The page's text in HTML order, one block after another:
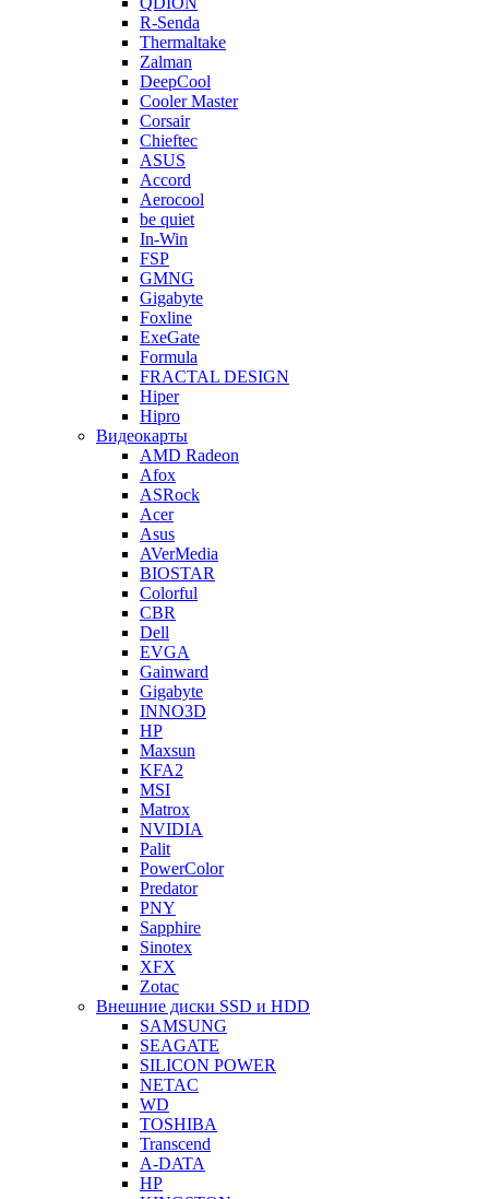
R-Senda
Thermaltake
Zalman
DeepCool
Cooler Master
Corsair
Chieftec
ASUS
Accord
Aerocool
be quiet
In-Win
FSP
GMNG
Gigabyte
Foxline
ExeGate
Formula
FRACTAL DESIGN
Hiper
Hipro
Видеокарты
AMD Radeon
Afox
ASRock
Acer
Asus
AVerMedia
BIOSTAR
Colorful
CBR
Dell
EVGA
Gainward
Gigabyte
INNO3D
HP
Maxsun
KFA2
MSI
Matrox
NVIDIA
Palit
PowerColor
Predator
PNY
Sapphire
Sinotex
XFX
Zotac
Внешние диски SSD и HDD
SAMSUNG
SEAGATE
SILICON POWER
NETAC
WD
TOSHIBA
Transcend
A-DATA
HP